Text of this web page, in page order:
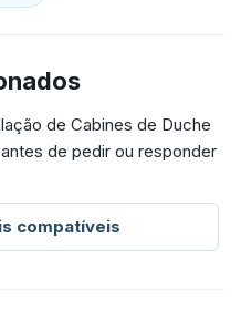
de Cabines de Duche
de pedir ou responder
compatíveis